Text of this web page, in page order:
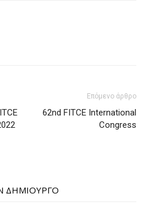
Επόμενο άρθρο
62nd FITCE International
Congress
ΔΗΜΙΟΥΡΓΟ